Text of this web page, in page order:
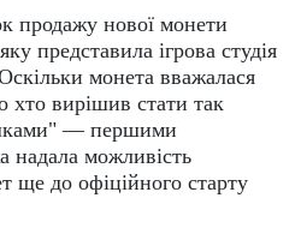
продажу нової монети
представила ігрова студія
монета вважалася
хто вирішив стати так
— першими
надала можливість
ще до офіційного старту